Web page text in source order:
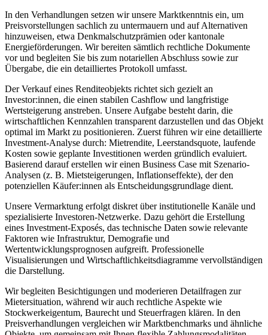
In den Verhandlungen setzen wir unsere Marktkenntnis ein, um
Preisvorstellungen sachlich zu untermauern und auf Alternativen
hinzuweisen, etwa Denkmalschutzprämien oder kantonale
Energieförderungen. Wir bereiten sämtlich rechtliche Dokumente
vor und begleiten Sie bis zum notariellen Abschluss sowie zur
Übergabe, die ein detailliertes Protokoll umfasst.
Der Verkauf eines Renditeobjekts richtet sich gezielt an
Investor:innen, die einen stabilen Cashflow und langfristige
Wertsteigerung anstreben. Unsere Aufgabe besteht darin, die
wirtschaftlichen Kennzahlen transparent darzustellen und das Objekt
optimal im Markt zu positionieren. Zuerst führen wir eine detaillierte
Investment-Analyse durch: Mietrendite, Leerstandsquote, laufende
Kosten sowie geplante Investitionen werden gründlich evaluiert.
Basierend darauf erstellen wir einen Business Case mit Szenario-
Analysen (z. B. Mietsteigerungen, Inflationseffekte), der den
potenziellen Käufer:innen als Entscheidungsgrundlage dient.
Unsere Vermarktung erfolgt diskret über institutionelle Kanäle und
spezialisierte Investoren-Netzwerke. Dazu gehört die Erstellung
eines Investment-Exposés, das technische Daten sowie relevante
Faktoren wie Infrastruktur, Demografie und
Wertentwicklungsprognosen aufgreift. Professionelle
Visualisierungen und Wirtschaftlichkeitsdiagramme vervollständigen
die Darstellung.
Wir begleiten Besichtigungen und moderieren Detailfragen zur
Mietersituation, während wir auch rechtliche Aspekte wie
Stockwerkeigentum, Baurecht und Steuerfragen klären. In den
Preisverhandlungen vergleichen wir Marktbenchmarks und ähnliche